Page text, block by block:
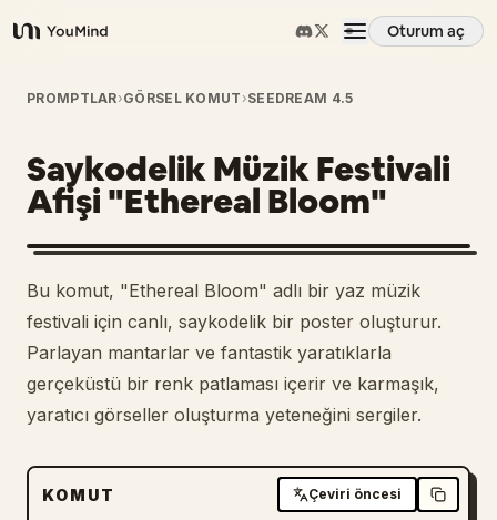
YouMind
Oturum aç
Genel Bakış
Kullanım Senaryoları
Beceriler
İstemler
Fiyatlandırma
PROMPTLAR›GÖRSEL KOMUT ›SEEDREAM 4.5
Saykodelik Müzik Festivali
Afişi "Ethereal Bloom"
Bu komut, "Ethereal Bloom" adlı bir yaz müzik
festivali için canlı, saykodelik bir poster oluşturur.
Parlayan mantarlar ve fantastik yaratıklarla
gerçeküstü bir renk patlaması içerir ve karmaşık,
yaratıcı görseller oluşturma yeteneğini sergiler.
KOMUT Çeviri öncesi